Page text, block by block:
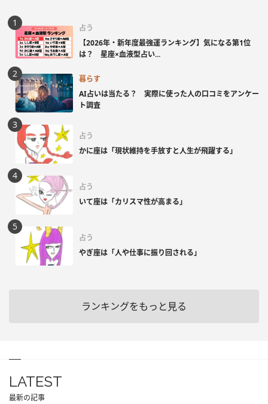
占う
【2026年・新年度最強運ランキング】気になる第1位
は？ 星座×血液型占い...
暮らす
AI占いは当たる？ 実際に使った人の口コミをアンケー
ト調査
占う
かに座は「現状維持を手放すと人生が飛躍する」
占う
いて座は「カリスマ性が高まる」
占う
やぎ座は「人や仕事に振り回される」
ランキングをもっと見る
LATEST
最新の記事